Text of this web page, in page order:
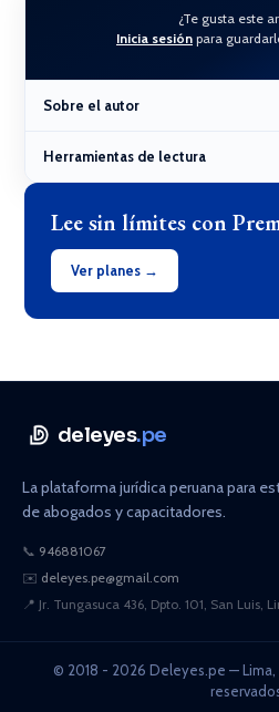
¿Te gusta este
Inicia sesión para
Sobre el autor
Herramientas de lectura
Lee sin límites con
Ver planes →
deleyes.pe
La plataforma jurídica peruana para
de abogados y capacitadores.
📞 946881067
✉️ deleyes.pe@gmail.com
📍 Jr. Tungasuca 436, Dpto. 101, San Luis,
© 2018 - 2026 Deleyes.pe —